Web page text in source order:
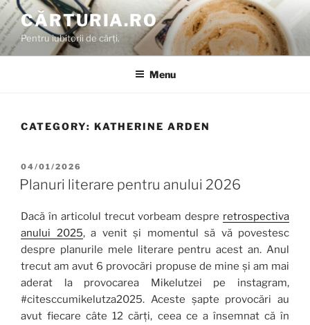
Skip
to
content
CĂRTURIA.RO
Pentru iubitorii de cărți.
Menu
CATEGORY: KATHERINE ARDEN
POSTED
ON
04/01/2026
Planuri literare pentru anului 2026
Dacă în articolul trecut vorbeam despre retrospectiva
anului 2025, a venit și momentul să vă povestesc
despre planurile mele literare pentru acest an. Anul
trecut am avut 6 provocări propuse de mine și am mai
aderat la provocarea Mikelutzei pe instagram,
#citesccumikelutza2025. Aceste șapte provocări au
avut fiecare câte 12 cărți, ceea ce a însemnat că în